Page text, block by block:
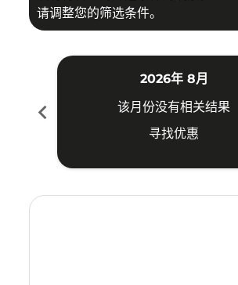
请调整您的筛选条件。
chevron_left
2026年 8月
该月份没有相关结果
寻找优惠